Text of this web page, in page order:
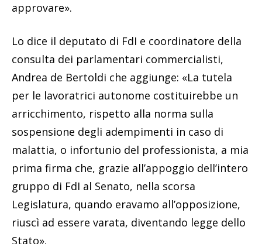
approvare».
Lo dice il deputato di FdI e coordinatore della
consulta dei parlamentari commercialisti,
Andrea de Bertoldi che aggiunge: «La tutela
per le lavoratrici autonome costituirebbe un
arricchimento, rispetto alla norma sulla
sospensione degli adempimenti in caso di
malattia, o infortunio del professionista, a mia
prima firma che, grazie all’appoggio dell’intero
gruppo di FdI al Senato, nella scorsa
Legislatura, quando eravamo all’opposizione,
riuscì ad essere varata, diventando legge dello
Stato».